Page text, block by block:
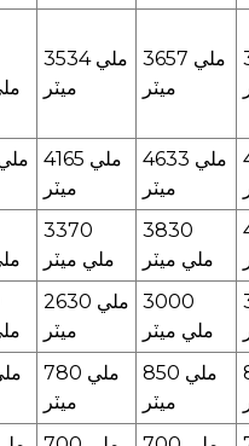
3534 ملي
ميٽر
3657 ملي
ميٽر
4165 ملي
ميٽر
4633 ملي
ميٽر
3370
ملي ميٽر
3830
ملي ميٽر
2630 ملي
ميٽر
3000
ملي ميٽر
780 ملي
ميٽر
850 ملي
ميٽر